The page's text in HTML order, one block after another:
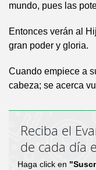
mundo, pues las
Entonces verán al
gran poder y gloria.
Cuando empiece a
cabeza; se acerca
Reciba el
de cada día
Haga click en